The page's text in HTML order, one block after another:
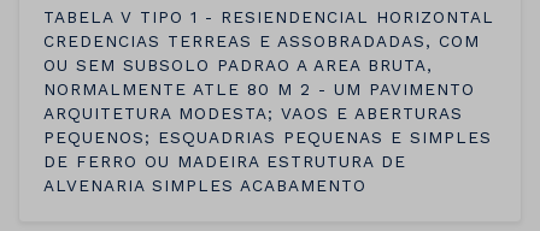
TABELA V TIPO 1 - RESIENDENCIAL HORIZONTAL
CREDENCIAS TERREAS E ASSOBRADADAS, COM
OU SEM SUBSOLO PADRAO A AREA BRUTA,
NORMALMENTE ATLE 80 M 2 - UM PAVIMENTO
ARQUITETURA MODESTA; VAOS E ABERTURAS
PEQUENOS; ESQUADRIAS PEQUENAS E SIMPLES
DE FERRO OU MADEIRA ESTRUTURA DE
ALVENARIA SIMPLES ACABAMENTO